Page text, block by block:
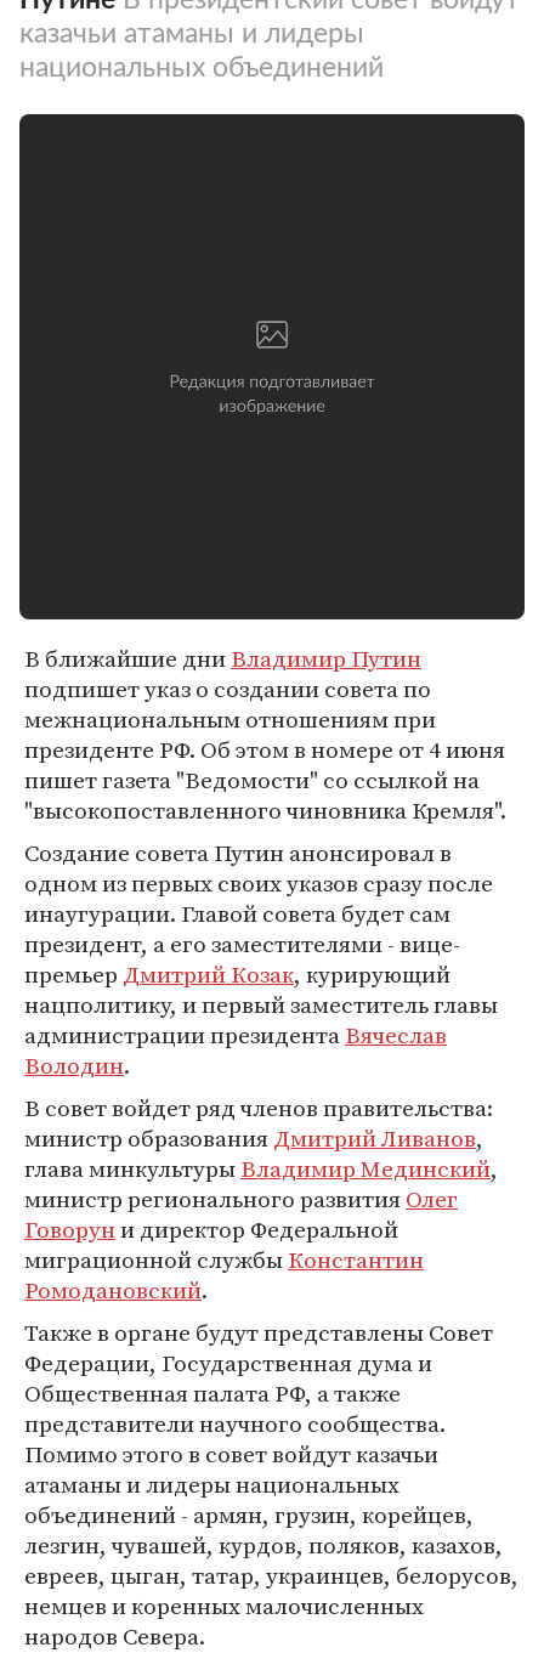
казачьи атаманы и лидеры
национальных объединений
В ближайшие дниВладимир Путин
подпишет указ о создании совета по
межнациональным отношениям при
президенте РФ. Об этом в номере от 4 июня
пишет газета "Ведомости" со ссылкой на
"высокопоставленного чиновника Кремля".
Создание совета Путин анонсировал в
одном из первых своих указов сразу после
инаугурации. Главой совета будет сам
президент, а его заместителями - вице-
премьер Дмитрий Козак, курирующий
нацполитику, и первый заместитель главы
администрации президентаВячеслав
Володин.
В совет войдет ряд членов правительства:
министр образованияДмитрий Ливанов,
глава минкультурыВладимир Мединский,
министр регионального развитияОлег
Говоруни директор Федеральной
миграционной службыКонстантин
Ромодановский.
Также в органе будут представлены Совет
Федерации, Государственная дума и
Общественная палата РФ, а также
представители научного сообщества.
Помимо этого в совет войдут казачьи
атаманы и лидеры национальных
объединений - армян, грузин, корейцев,
лезгин, чувашей, курдов, поляков, казахов,
евреев, цыган, татар, украинцев, белорусов,
немцев и коренных малочисленных
народов Севера.